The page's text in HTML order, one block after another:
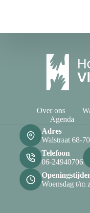
Over ons
Agenda
Adres
Walstraat 68-
Telefoon
06-24940706
Woensdag t/m